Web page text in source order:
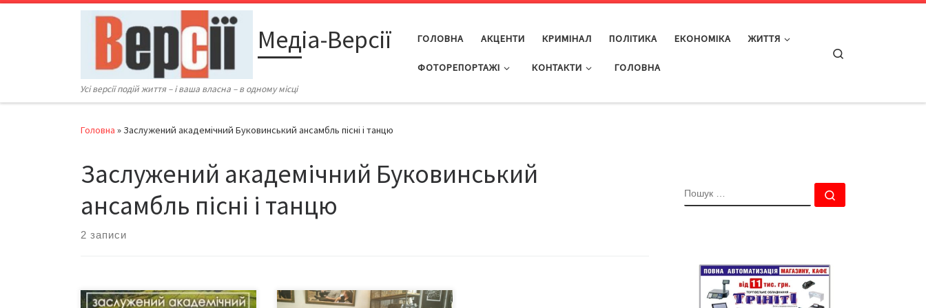
Перейти до вмісту
Медіа-Версії
Усі версії подій життя – і ваша власна – в одному місці
ГОЛОВНА АКЦЕНТИ КРИМІНАЛ ПОЛІТИКА ЕКОНОМІКА ЖИТТЯ
ФОТОРЕПОРТАЖІ КОНТАКТИ ГОЛОВНА
Головна » Заслужений академічний Буковинський ансамбль пісні і танцю
Заслужений академічний Буковинський
ансамбль пісні і танцю
2 записи
ПОШУК